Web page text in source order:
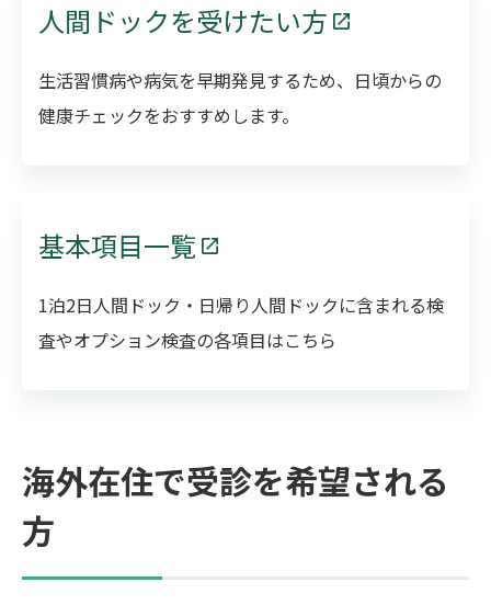
人間ドックを受けたい方
生活習慣病や病気を早期発見するため、日頃からの
健康チェックをおすすめします。
基本項目一覧
1泊2日人間ドック・日帰り人間ドックに含まれる検
査やオプション検査の各項目はこちら
海外在住で受診を希望される
方